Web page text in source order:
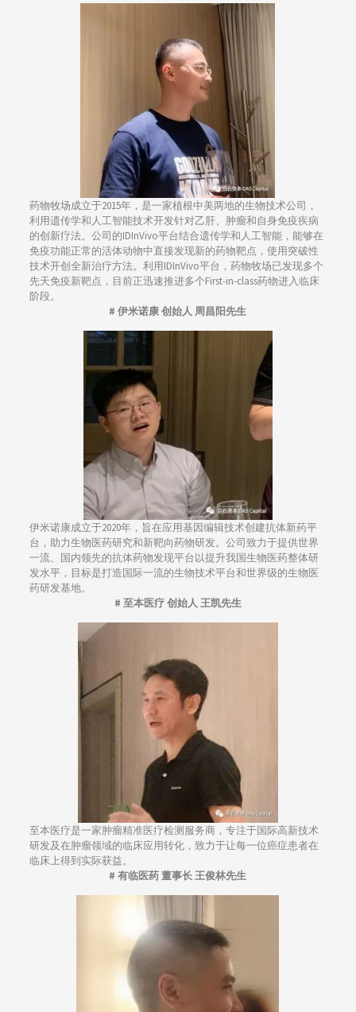
药物牧场成立于2015年，是一家植根中美两地的生物技术公司，
利用遗传学和人工智能技术开发针对乙肝、肿瘤和自身免疫疾病
的创新疗法。公司的IDInVivo平台结合遗传学和人工智能，能够在
免疫功能正常的活体动物中直接发现新的药物靶点，使用突破性
技术开创全新治疗方法。利用IDInVivo平台，药物牧场已发现多个
先天免疫新靶点，目前正迅速推进多个First-in-class药物进入临床
阶段。
# 伊米诺康 创始人 周昌阳先生
伊米诺康成立于2020年，旨在应用基因编辑技术创建抗体新药平
台，助力生物医药研究和新靶向药物研发。公司致力于提供世界
一流、国内领先的抗体药物发现平台以提升我国生物医药整体研
发水平，目标是打造国际一流的生物技术平台和世界级的生物医
药研发基地。
# 至本医疗 创始人 王凯先生
至本医疗是一家肿瘤精准医疗检测服务商，专注于国际高新技术
研发及在肿瘤领域的临床应用转化，致力于让每一位癌症患者在
临床上得到实际获益。
# 有临医药 董事长 王俊林先生